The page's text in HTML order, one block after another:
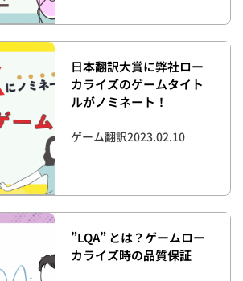
日本翻訳大賞に弊社ロー
カライズのゲームタイト
ルがノミネート！
ゲーム翻訳2023.02.10
”LQA” とは？ゲームロー
カライズ時の品質保証